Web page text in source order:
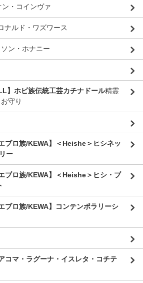
ン・コインヴァ
ナルド・ワズワース
ソン・ホナニー
】ホピ族伝統工芸カチナドール精霊
守り
ブロ族/KEWA】＜Heishe＞ヒシネッ
ー
ブロ族/KEWA】＜Heishe＞ヒシ・ブ
ブロ族/KEWA】コンテンポラリーシ
コマ・ラグーナ・イスレタ・コチテ